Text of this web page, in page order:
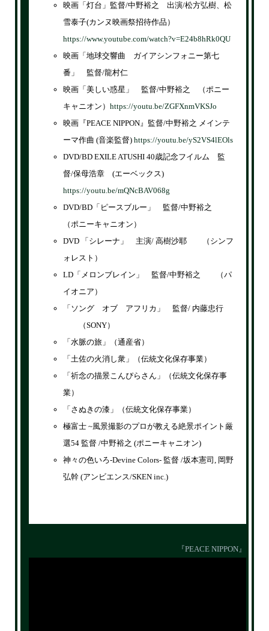
映画「灯台」監督/中野裕之 出演/松方弘樹、松
雪泰子(カンヌ映画祭招待作品）
https://www.youtube.com/watch?v=E24b8hRk0QU
映画「地球交響曲 ガイアシンフォニー第七
番」 監督/龍村仁
映画「美しい惑星」 監督/中野裕之 （ポニー
キャニオン） https://youtu.be/ZGFXnmVKSJo
映画『PEACE NIPPON』監督/中野裕之 メインテ
ーマ作曲 (音楽監督) https://youtu.be/yS2VS4lEOls
DVD/BD EXILE ATUSHI 40歳記念フイルム 監
督/保母浩章 (エーベックス)
https://youtu.be/mQNcBAV068g
DVD/BD「ピースブルー」 監督/中野裕之
（ポニーキャニオン）
DVD 「シレーナ」 主演/ 高樹沙耶 （シンフ
ォレスト）
LD「メロンブレイン」 監督/中野裕之 （パ
イオニア）
「ソング オブ アフリカ」 監督/ 内藤忠行
（SONY）
「水脈の旅」（通産省）
「土佐の火消し衆」（伝統文化保存事業）
「祈念の描景こんぴらさん」（伝統文化保存事
業）
「さぬきの漆」（伝統文化保存事業）
極富士 ~風景撮影のプロが教える絶景ポイント厳
選54 監督 /中野裕之 (ポニーキャニオン)
神々の色いろ-Devine Colors- 監督 /坂本憲司, 岡野
弘幹 (アンビエンス/SKEN inc.)
『PEACE NIPPON』